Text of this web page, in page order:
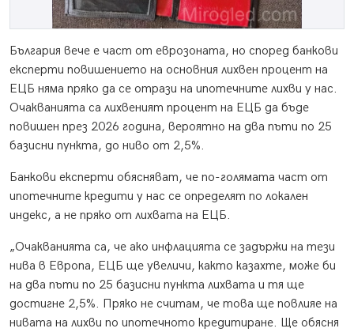
България вече е част от еврозоната, но според банкови
експерти повишението на основния лихвен процент на
ЕЦБ няма пряко да се отрази на ипотечните лихви у нас.
Очакванията са лихвеният процент на ЕЦБ да бъде
повишен през 2026 година, вероятно на два пъти по 25
базисни пункта, до ниво от 2,5%.
Банкови експерти обясняват, че по-голямата част от
ипотечните кредити у нас се определят по локален
индекс, а не пряко от лихвата на ЕЦБ.
„Очакванията са, че ако инфлацията се задържи на тези
нива в Европа, ЕЦБ ще увеличи, както казахте, може би
на два пъти по 25 базисни пункта лихвата и тя ще
достигне 2,5%. Пряко не считам, че това ще повлияе на
нивата на лихви по ипотечното кредитиране. Ще обясня